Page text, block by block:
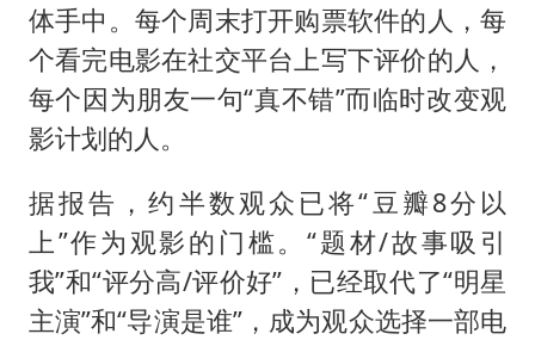
体手中。每个周末打开购票软件的人，每
个看完电影在社交平台上写下评价的人，
每个因为朋友一句“真不错”而临时改变观
影计划的人。
据报告，约半数观众已将“豆瓣8分以
上”作为观影的门槛。“题材/故事吸引
我”和“评分高/评价好”，已经取代了“明星
主演”和“导演是谁”，成为观众选择一部电